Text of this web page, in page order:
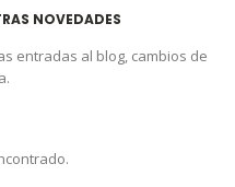
NOVEDADES
entradas al blog, cambios de